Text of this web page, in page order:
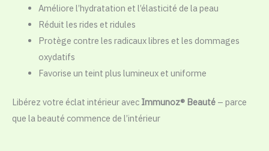
Améliore l’hydratation et l’élasticité de la peau
Réduit les rides et ridules
Protège contre les radicaux libres et les dommages
oxydatifs
Favorise un teint plus lumineux et uniforme
Libérez votre éclat intérieur avec Immunoz® Beauté – parce
que la beauté commence de l’intérieur